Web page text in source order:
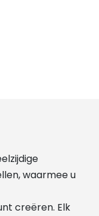
waarmee u
creëren. Elk